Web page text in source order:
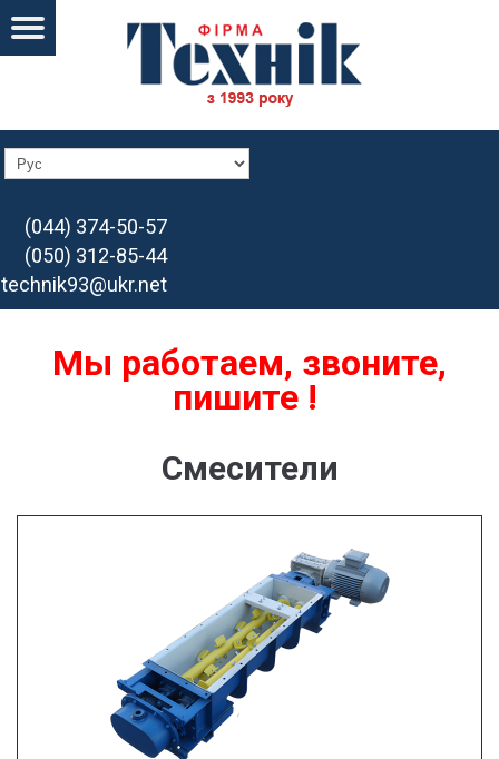
(044) 374-50-57
(050) 312-85-44
technik93@ukr.net
Мы работаем, звоните,
пишите !
Смесители